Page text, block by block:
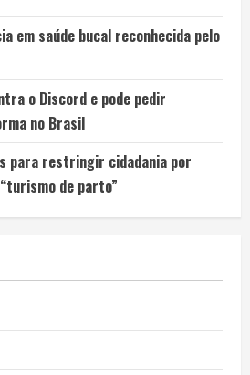
em saúde bucal reconhecida pelo
o Discord e pode pedir
no Brasil
para restringir cidadania por
de parto”